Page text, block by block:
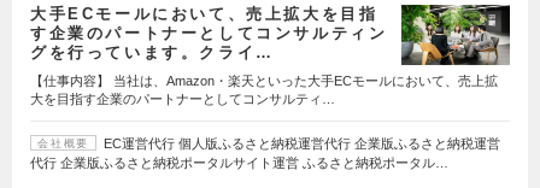
大手ECモールにおいて、売上拡大を目指
す企業のパートナーとしてコンサルティン
グを行っています。クライ…
【仕事内容】 当社は、Amazon・楽天といった大手ECモールにおいて、売上拡
大を目指す企業のパートナーとしてコンサルティ…
会社概要
EC運営代行 個人版ふるさと納税運営代行 企業版ふるさと納税運営
代行 企業版ふるさと納税ポータルサイト運営 ふるさと納税ポータル…